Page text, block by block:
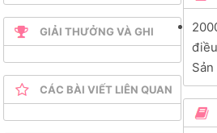
GIẢI THƯỞNG VÀ GHI
NHẬN
CÁC BÀI VIẾT LIÊN QUAN